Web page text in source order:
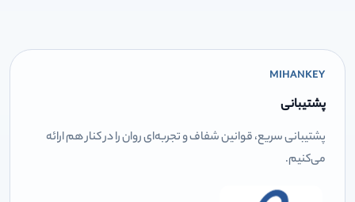
MIHANKEY
پشتیبانی
پشتیبانی سریع، قوانین شفاف و تجربه‌ای روان را در کنار هم ارائه
می‌کنیم.